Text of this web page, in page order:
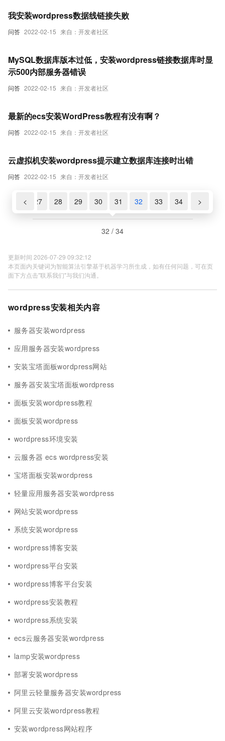
问答 2022-02-15 来自：开发者社区
我安装wordpress数据线链接失败
问答 2022-02-15 来自：开发者社区
MySQL数据库版本过低，安装wordpress链接数据库时显
示500内部服务器错误
问答 2022-02-15 来自：开发者社区
最新的ecs安装WordPress教程有没有啊？
问答 2022-02-15 来自：开发者社区
云虚拟机安装wordpress提示建立数据库连接时出错
< 27 28 29 30 31 32 33 34 >
32 / 34
更新时间 2026-07-29 09:32:12
本页面内关键词为智能算法引擎基于机器学习所生成，如有任何问题，可在页
面下方点击"联系我们"与我们沟通。
wordpress安装相关内容
服务器安装wordpress
应用服务器安装wordpress
安装宝塔面板wordpress网站
服务器安装宝塔面板wordpress
面板安装wordpress教程
面板安装wordpress
wordpress环境安装
云服务器 ecs wordpress安装
宝塔面板安装wordpress
轻量应用服务器安装wordpress
网站安装wordpress
系统安装wordpress
wordpress博客安装
wordpress平台安装
wordpress博客平台安装
wordpress安装教程
wordpress系统安装
ecs云服务器安装wordpress
lamp安装wordpress
部署安装wordpress
阿里云轻量服务器安装wordpress
阿里云安装wordpress教程
安装wordpress网站程序